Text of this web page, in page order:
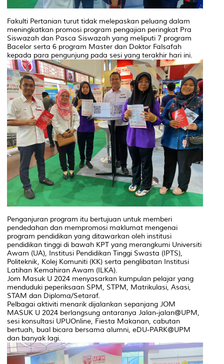
Fakulti Pertanian turut tidak melepaskan peluang dalam
meningkatkan promosi program pengajian peringkat Pra
Siswazah dan Pasca Siswazah yang meliputi 7 program
Bacelor serta 6 program Master dan Doktor Falsafah
kepada para pengunjung pada sesi yang terakhir hari ini.
Penganjuran program itu bertujuan untuk memberi
pendedahan dan mempromosi maklumat mengenai
program pendidikan yang ditawarkan oleh institusi
pendidikan tinggi di bawah KPT yang merangkumi Universiti
Awam (UA), Institusi Pendidikan Tinggi Swasta (IPTS),
Politeknik, Kolej Komuniti (KK) serta penglibatan Institusi
Latihan Kemahiran Awam (ILKA).
Jom Masuk U 2024 menyasarkan kumpulan pelajar yang
menduduki peperiksaan SPM, STPM, Matrikulasi, Asasi,
STAM dan Diploma/Setaraf.
Pelbagai aktiviti menarik dijalankan sepanjang JOM
MASUK U 2024 berlangsung antaranya Jalan-jalan@UPM,
sesi konsultasi UPUOnline, Fiesta Makanan, cabutan
bertuah, bual bicara bersama alumni, eDU-PARK@UPM
dan banyak lagi.